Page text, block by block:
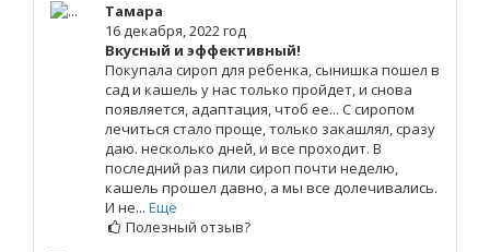
Тамара
16 декабря, 2022 год
Вкусный и эффективный!
Покупала сироп для ребенка, сынишка пошел в
сад и кашель у нас только пройдет, и снова
появляется, адаптация, чтоб ее... С сиропом
лечиться стало проще, только закашлял, сразу
даю. несколько дней, и все проходит. В
последний раз пили сироп почти неделю,
кашель прошел давно, а мы все долечивались.
И не... Ещё
Полезный отзыв?